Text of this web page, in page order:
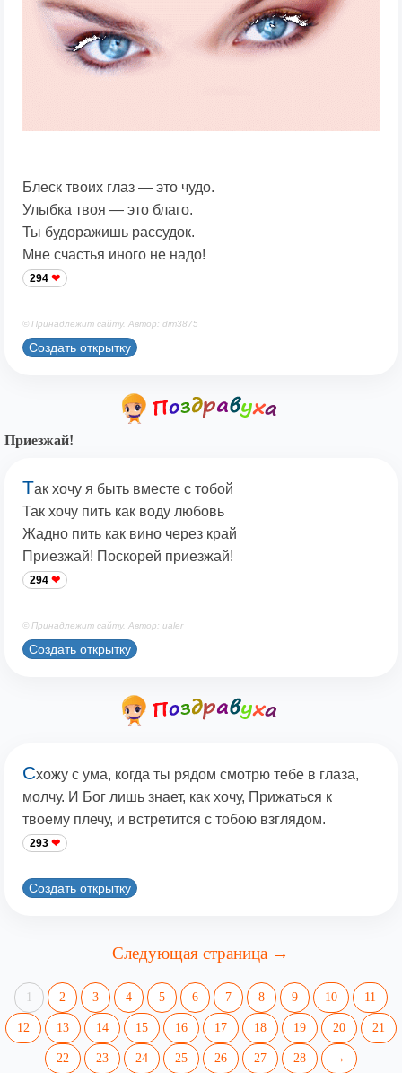
Блеск твоих глаз — это чудо.
Улыбка твоя — это благо.
Ты будоражишь рассудок.
Мне счастья иного не надо!
294
© Принадлежит сайту. Автор: dim3875
Создать открытку
Приезжай!
Так хочу я быть вместе с тобой
Так хочу пить как воду любовь
Жадно пить как вино через край
Приезжай! Поскорей приезжай!
294
© Принадлежит сайту. Автор: ualer
Создать открытку
Схожу с ума, когда ты рядом смотрю тебе в глаза,
молчу. И Бог лишь знает, как хочу, Прижаться к
твоему плечу, и встретится с тобою взглядом.
293
Создать открытку
Следующая страница →
1 2 3 4 5 6 7 8 9 10 11
12 13 14 15 16 17 18 19 20 21
22 23 24 25 26 27 28 →